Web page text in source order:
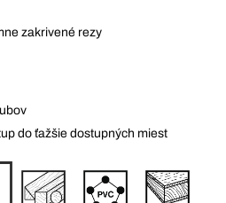
zakrivené rezy
do ťažšie dostupných miest